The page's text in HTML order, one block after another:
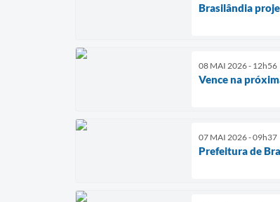
Brasilândia
08 MAI 2026 - 12h56
Vence na
07 MAI 2026 - 09h37
Prefeitura de